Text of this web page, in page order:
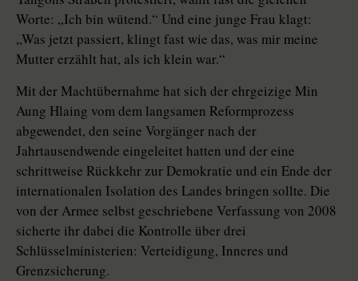
Worte: „Ich bin wütend.“ Und eine junge Frau klagt:
„Was jetzt passiert, klingt fast wie das, was mir meine
Mutter erzählt hat, als ich klein war.“
Mit der Machtübernahme hat sich der ehrgeizige Min
Aung Hlaing vom dem langsamen Reformprozess
abgewendet, den seine Vorgänger nach der
Jahrtausendwende eingeleitet hatten und der eine
schrittweise Rückkehr zur Demokratie und ein Ende der
internationalen Isolation des Landes bringen sollte. Die
von der Armee selbst geschriebene Verfassung von 2008
sicherte ihr dabei die Kontrolle über drei
Schlüsselministerien: Verteidigung, Inneres und
Grenzsicherung.